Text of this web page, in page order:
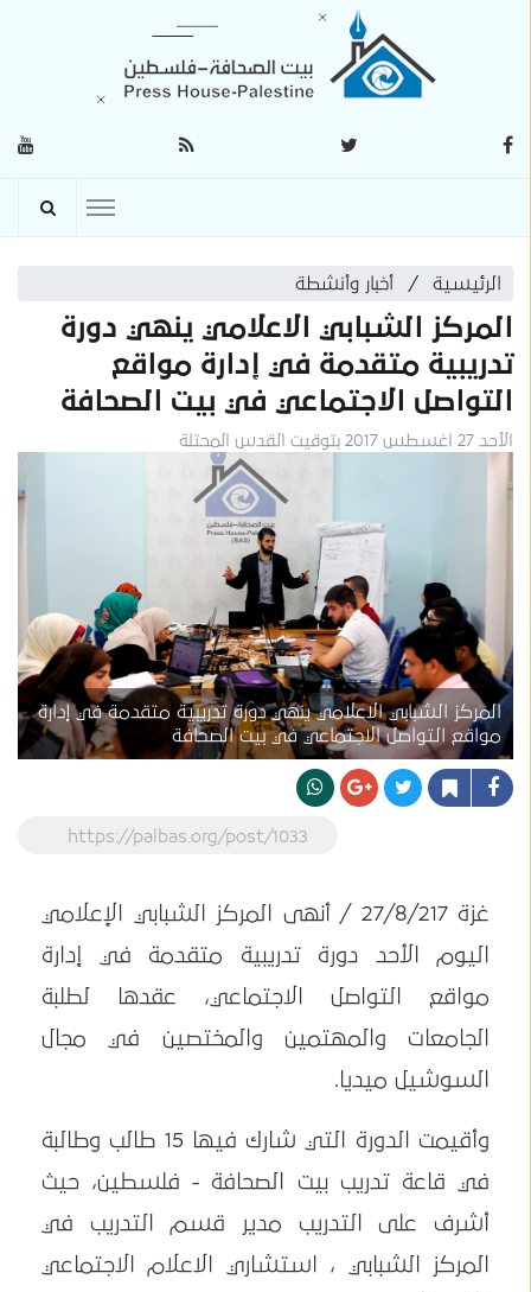
الرئيسية أخبار وأنشطة
المركز الشبابي الاعلامي ينهي دورة
تدريبية متقدمة في إدارة مواقع
التواصل الاجتماعي في بيت الصحافة
الأحد 27 اغسطس 2017 بتوقيت القدس المحتلة
المركز الشبابي الاعلامي ينهي دورة تدريبية متقدمة في إدارة
مواقع التواصل الاجتماعي في بيت الصحافة
https://palbas.org/post/1033
غزة 27/8/217 / أنهى المركز الشبابي الإعلامي
اليوم الأحد دورة تدريبية متقدمة في إدارة
مواقع التواصل الاجتماعي، عقدها لطلبة
الجامعات والمهتمين والمختصين في مجال
السوشيل ميديا.
وأقيمت الدورة التي شارك فيها 15 طالب وطالبة
في قاعة تدريب بيت الصحافة - فلسطين، حيث
أشرف على التدريب مدير قسم التدريب في
المركز الشبابي ، استشاري الاعلام الاجتماعي